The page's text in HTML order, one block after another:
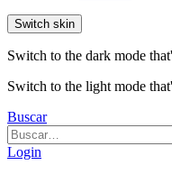
Switch skin
Switch to the dark mode
Switch to the light mode
Buscar
Search
for:
Login